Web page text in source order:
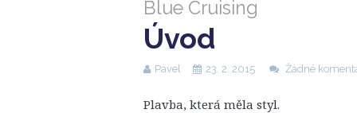
Blue Cruising
Úvod
Pavel 23. 2. 2015 Žádné
Plavba, která měla styl.